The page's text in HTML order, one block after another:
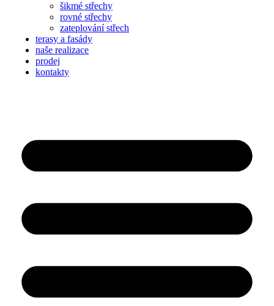
šikmé střechy
rovné střechy
zateplování střech
terasy a fasády
naše realizace
prodej
kontakty